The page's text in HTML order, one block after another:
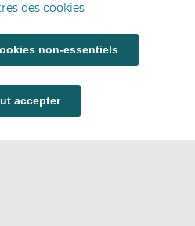
des cookies
non-essentiels
accepter